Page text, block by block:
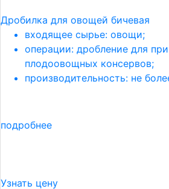
Дробилка для овощей бичевая
входящее сырье: овощи;
операции: дробление для
плодоовощных консервов;
производительность: не
подробнее
Узнать цену